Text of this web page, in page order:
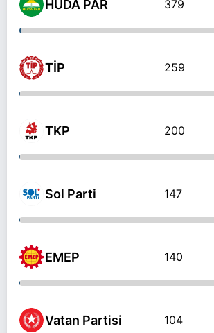
HÜDA PAR 379
TİP 259
TKP 200
Sol Parti 147
EMEP 140
Vatan Partisi 104